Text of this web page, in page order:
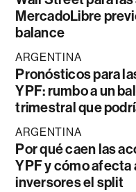
MercadoLibre
balance
ARGENTINA
Pronósticos para
YPF: rumbo a un
trimestral que
ARGENTINA
Por qué caen las
YPF y cómo afecta
inversores el split